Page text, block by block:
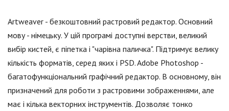
Artweaver - безкоштовний растровий редактор. Основний
мову - німецьку. У цій програмі доступні верстви, великий
вибір кистей, є піпетка і "чарівна паличка". Підтримує велику
кількість форматів, серед яких і PSD. Adobe Photoshop -
багатофункціональний графічний редактор. В основному, він
призначений для роботи з растровими зображеннями, але
має і кілька векторних інструментів. Дозволяє тонко